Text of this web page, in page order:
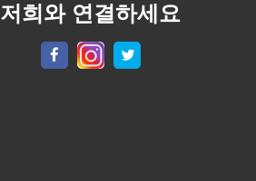
저희와 연결하세요